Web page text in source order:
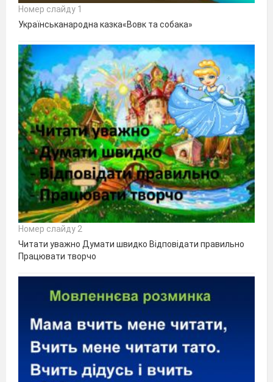
Номер слайду 1
Українськанародна казка«Вовк та собака»
Номер слайду 2
Читати уважно Думати швидко Відповідати правильно
Працювати творчо